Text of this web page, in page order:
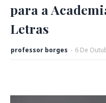
para a
Letras
professor borges - 6 De